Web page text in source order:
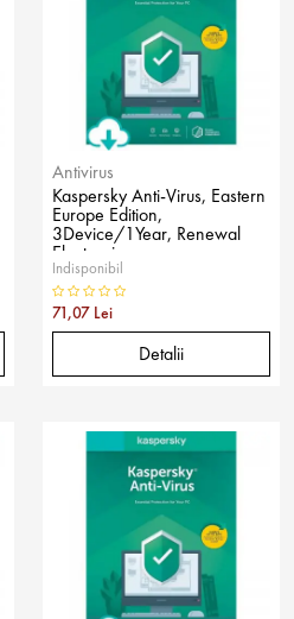
Antivirus
Kaspersky Anti-Virus, Eastern
Europe Edition,
3Device/1Year, Renewal
Electronic
Indisponibil
71,07 Lei
Detalii